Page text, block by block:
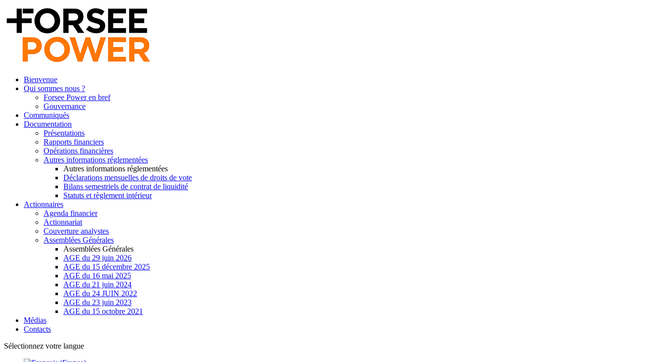
Bienvenue
Qui sommes nous ?
Forsee Power en bref
Gouvernance
Communiqués
Documentation
Présentations
Rapports financiers
Opérations financières
Autres informations réglementées
Autres informations réglementées
Déclarations mensuelles de droits de vote
Bilans semestriels de contrat de liquidité
Statuts et règlement intérieur
Actionnaires
Agenda financier
Actionnariat
Couverture analystes
Assemblées Générales
Assemblées Générales
AGE du 29 juin 2026
AGE du 15 décembre 2025
AGE du 16 mai 2025
AGE du 21 juin 2024
AGE du 24 JUIN 2022
AGE du 23 juin 2023
AGE du 15 octobre 2021
Médias
Contacts
Sélectionnez votre langue